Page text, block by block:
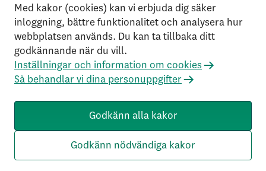
Användarvillkor
Ångerrätt och distansavtal
utanför Sverige?
Statlig insättningsgaranti &
investerar­skydd
Så behandlar vi dina personuppgifter
Om Penningtvättslagen
Rekommenderade webbläsare
Livförsäkringsbolaget Skandia, ömsesidigt, 106 55
Stockholm, Tel: 0771-55 55 00, © Skandia
Med kakor (cookies) kan vi erbjuda dig säker
inloggning, bättre funktionalitet och analysera hur
webbplatsen används. Du kan ta tillbaka ditt
godkännande när du vill.
Inställningar och information om cookies
Så behandlar vi dina personuppgifter
Godkänn alla kakor
Godkänn nödvändiga kakor